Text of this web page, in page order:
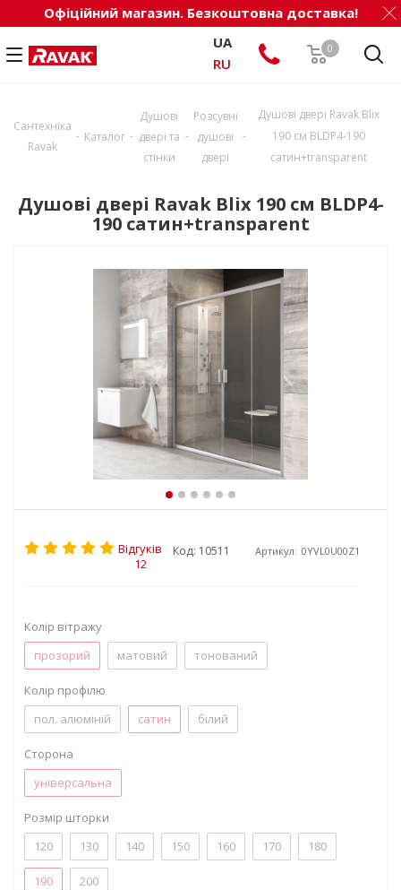
Офіційний магазин. Безкоштовна доставка!
0
UA
RU
Сантехніка
Ravak
- Каталог -
Душові
двері та
стінки
-
Розсувні
душові
двері
-
Душові двері Ravak Blix
190 см BLDP4-190
сатин+transparent
Душові двері Ravak Blix 190 см BLDP4-
190 сатин+transparent
Відгуків
12
Код: 10511 Артикул: 0YVL0U00Z1
Колір вітражу
прозорий
матовий тонований
Колір профілю
пол. алюміній
сатин білий
Сторона
універсальна
Розмір шторки
120
130 140 150 160 170 180
190 200